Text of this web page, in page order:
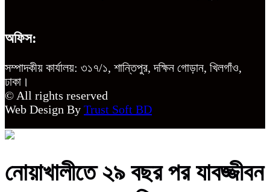
অফিস:
সম্পাদকীয় কার্যালয়: ৩১৭/১, শান্তিপুর, দক্ষিন গোড়ান, খিলগাঁও,
ঢাকা।
© All rights reserved
Web Design By Trust Soft BD
নোয়াখালীতে ২৯ বছর পর যাবজ্জীবন